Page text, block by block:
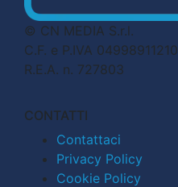
© CN MEDIA S.r.l.
C.F. e P.IVA 04998911210
R.E.A. n. 727803
CONTATTI
Contattaci
Privacy Policy
Cookie Policy